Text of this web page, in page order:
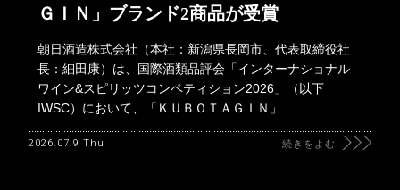
ＧＩＮ」ブランド2商品が受賞
朝日酒造株式会社（本社：新潟県長岡市、代表取締役社
長：細田康）は、国際酒類品評会「インターナショナル
ワイン&スピリッツコンペティション2026」（以下
IWSC）において、「ＫＵＢＯＴＡＧＩＮ」
2026.07.9 Thu 続きをよむ